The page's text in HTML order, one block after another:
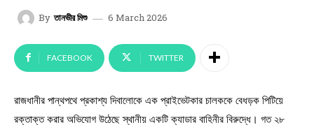
By তানভীর মিশু 6 March 2026
FACEBOOK TWITTER
রাজধানীর পান্থপথে প্রকাশ্য দিবালোকে এক প্রাইভেটকার চালককে বেধড়ক পিটিয়ে
রক্তাক্ত করার অভিযোগ উঠেছে স্থানীয় একটি ক্যাডার বাহিনীর বিরুদ্ধে। গত ২৮